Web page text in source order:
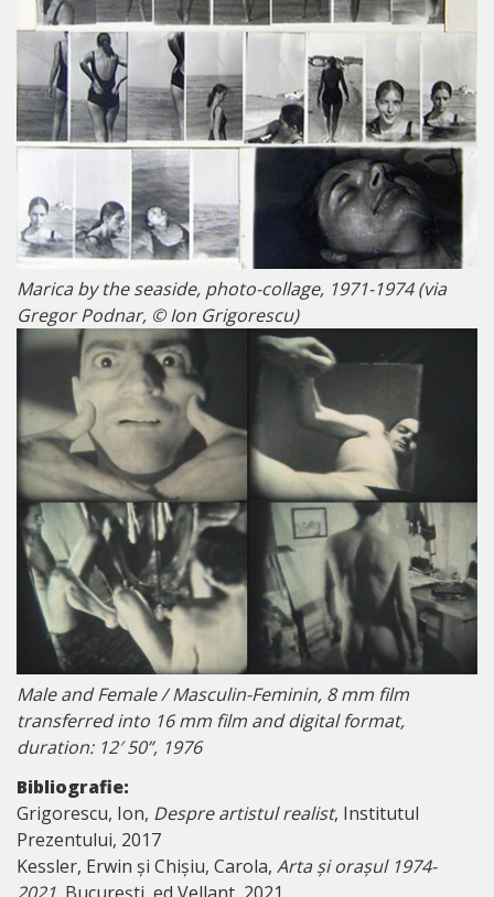
Marica by the seaside, photo-collage, 1971-1974 (via
Gregor Podnar, © Ion Grigorescu)
Male and Female / Masculin-Feminin, 8 mm film
transferred into 16 mm film and digital format,
duration: 12′ 50”, 1976
Bibliografie:
Grigorescu, Ion, Despre artistul realist, Institutul
Prezentului, 2017
Kessler, Erwin și Chișiu, Carola, Arta și orașul 1974-